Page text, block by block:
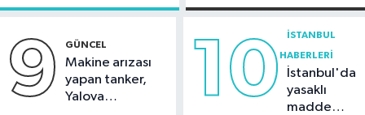
kayması
9 GÜNCEL
Makine arızası
yapan tanker,
Yalova
10 İSTANBUL
HABERLERI
İstanbul'da
yasaklı
madde